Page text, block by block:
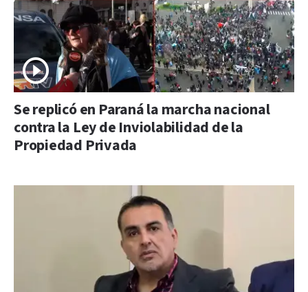
Se replicó en Paraná la marcha nacional
contra la Ley de Inviolabilidad de la
Propiedad Privada